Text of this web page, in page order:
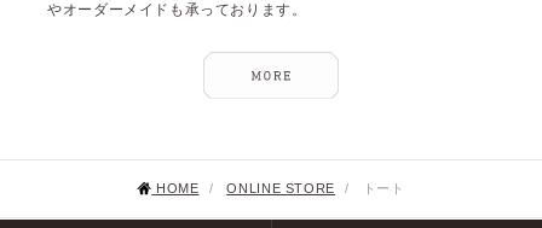
やオーダーメイドも承っております。
HOME / ONLINE STORE / トート